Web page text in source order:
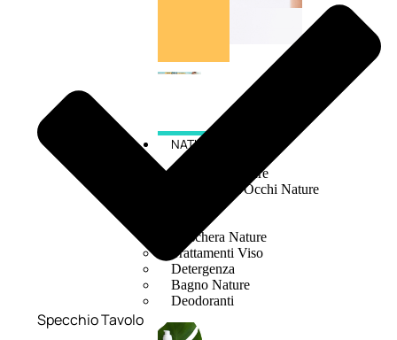
NATURALI
Fragranze Nature
Viso/Labbra/Occhi Nature
Maschera Nature
Trattamenti Viso
Detergenza
Bagno Nature
Deodoranti
Specchio Tavolo